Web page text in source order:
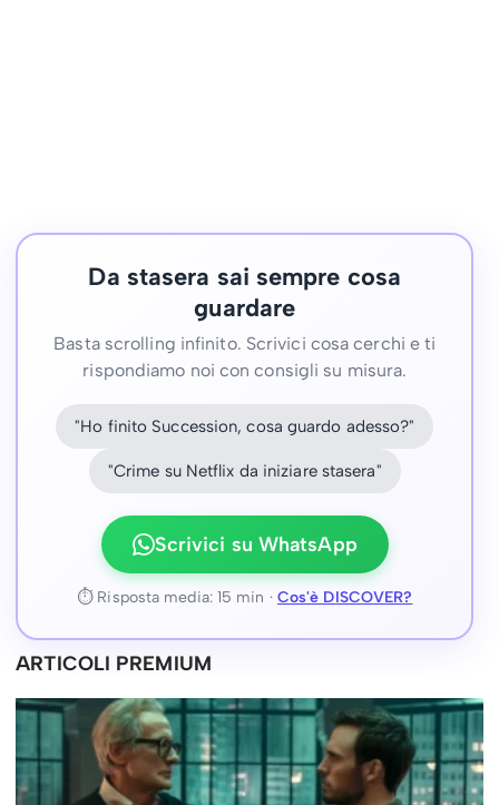
Da stasera sai sempre cosa
guardare
Basta scrolling infinito. Scrivici cosa cerchi e ti
rispondiamo noi con consigli su misura.
"Ho finito Succession, cosa guardo adesso?"
"Crime su Netflix da iniziare stasera"
Scrivici su WhatsApp
⏱ Risposta media: 15 min · Cos'è DISCOVER?
ARTICOLI PREMIUM